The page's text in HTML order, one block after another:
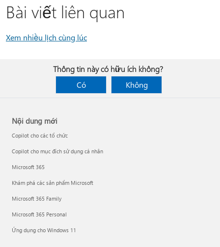
Bài viết liên quan
Xem nhiều lịch cùng lúc
Thông tin này có hữu ích không?
Có
Không
Nội dung mới
Copilot cho các tổ chức
Copilot cho mục đích sử dụng cá nhân
Microsoft 365
Khám phá các sản phẩm Microsoft
Microsoft 365 Family
Microsoft 365 Personal
Ứng dụng cho Windows 11